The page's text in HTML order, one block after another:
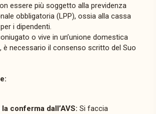
essere più soggetto alla previdenza
obbligatoria (LPP), ossia alla cassa
i dipendenti.
o vive in un’unione domestica
è necessario il consenso scritto del Suo
conferma dall’AVS: Si faccia